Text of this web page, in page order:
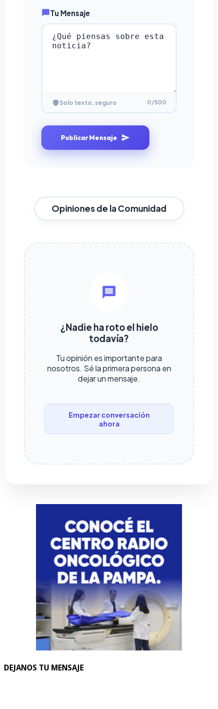
Tu Mensaje
Solo texto, seguro 0/500
Publicar Mensaje
Opiniones de la Comunidad
¿Nadie ha roto el hielo
todavía?
Tu opinión es importante para
nosotros. Sé la primera persona en
dejar un mensaje.
Empezar conversación
ahora
DEJANOS TU MENSAJE